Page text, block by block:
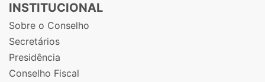
INSTITUCIONAL
Sobre o Conselho
Secretários
Presidência
Conselho Fiscal